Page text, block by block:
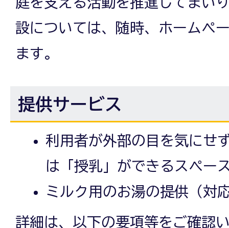
設については、随時、ホームペ
ます。
提供サービス
利用者が外部の目を気にせ
は「授乳」ができるスペー
ミルク用のお湯の提供（対
詳細は、以下の要項等をご確認